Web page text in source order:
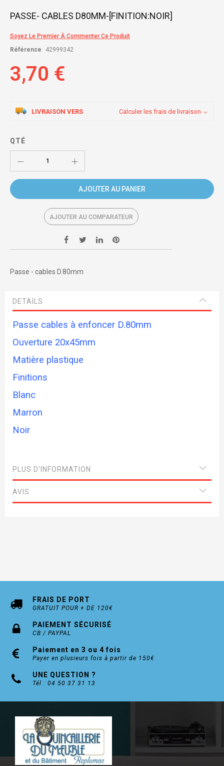
Skip
beginning
of
images
gallery
PASSE- CABLES D80MM-[FINITION:NOIR]
Soyez Le Premier À Commenter Ce Produit
Référence
42999342
3,70 €
LIVRAISON VERS Calculer les frais de livraison
QTÉ
AJOUTER AU PANIER
AJOUTER AU COMPARATEUR
Passe - cables D.80mm
DETAILS
Passe cables à enfoncer D.80mm
Ouverture 20x45mm
Matière plastique
Finitions
Blanc
Marron
Noir
PLUS D’INFORMATION
AVIS
FRAIS DE PORT
GRATUIT POUR + DE 120€
PAIEMENT SÉCURISÉ
CB / PAYPAL
Paiement en 3 ou 4 fois
Payer en plusieurs fois à partir de 150€
UNE QUESTION ?
Tél : 04 50 37 31 13